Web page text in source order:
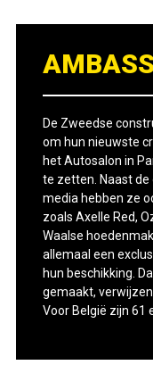
De Zweedse
om hun nieuwste
het Autosalon in
te zetten. Naast
media hebben ze
zoals Axelle Red,
Waalse
allemaal een
hun beschikking.
gemaakt,
Voor België zijn 61